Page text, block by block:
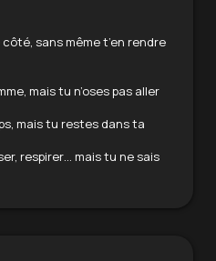
sans même t’en rendre
mais tu n’oses pas aller
mais tu restes dans ta
respirer… mais tu ne sais